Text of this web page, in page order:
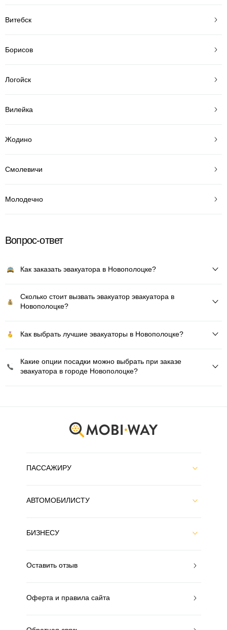
Витебск
Борисов
Логойск
Вилейка
Жодино
Смолевичи
Молодечно
Вопрос-ответ
Как заказать эвакуатора в Новополоцке?
Сколько стоит вызвать эвакуатор эвакуатора в
Новополоцке?
Как выбрать лучшие эвакуаторы в Новополоцке?
Какие опции посадки можно выбрать при заказе
эвакуатора в городе Новополоцке?
ПАССАЖИРУ
АВТОМОБИЛИСТУ
БИЗНЕСУ
Оставить отзыв
Оферта и правила сайта